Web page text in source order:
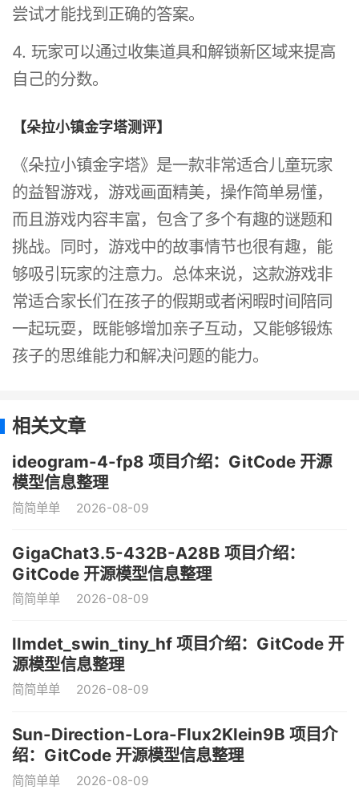
尝试才能找到正确的答案。
4. 玩家可以通过收集道具和解锁新区域来提高
自己的分数。
【朵拉小镇金字塔测评】
《朵拉小镇金字塔》是一款非常适合儿童玩家
的益智游戏，游戏画面精美，操作简单易懂，
而且游戏内容丰富，包含了多个有趣的谜题和
挑战。同时，游戏中的故事情节也很有趣，能
够吸引玩家的注意力。总体来说，这款游戏非
常适合家长们在孩子的假期或者闲暇时间陪同
一起玩耍，既能够增加亲子互动，又能够锻炼
孩子的思维能力和解决问题的能力。
相关文章
ideogram-4-fp8 项目介绍：GitCode 开源
模型信息整理
简简单单 2026-08-09
GigaChat3.5-432B-A28B 项目介绍：
GitCode 开源模型信息整理
简简单单 2026-08-09
llmdet_swin_tiny_hf 项目介绍：GitCode 开
源模型信息整理
简简单单 2026-08-09
Sun-Direction-Lora-Flux2Klein9B 项目介
绍：GitCode 开源模型信息整理
简简单单 2026-08-09